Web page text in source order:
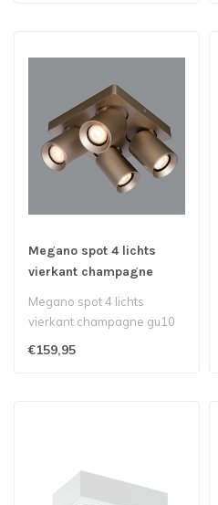
Megano spot 4 lichts
vierkant champagne
Megano spot 4 lichts
vierkant champagne gu10
€159,95